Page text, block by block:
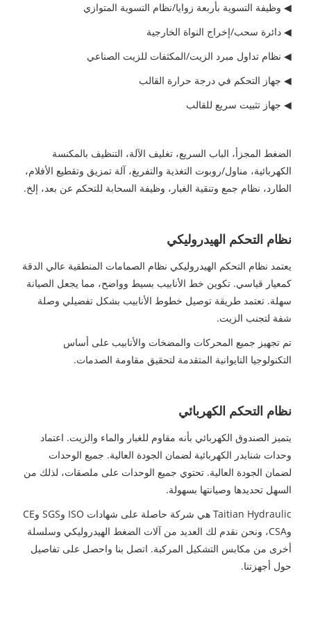
◀ وظيفة التسوية بأربعة زوايا/نظام التسوية المتوازي
◀ دائرة سحب/إخراج النواة الخارجية
◀ نظام تداول مبرد الزيت/المكثفات للزيت الصناعي
◀ جهاز التحكم في درجة حرارة القالب
◀ جهاز تثبيت سريع للقالب
الضغط المجزأ، الباب السريع، تغليف الآلة، التنظيف بالمكنسة
الكهربائية، مناول/روبوت التغذية والتفريغ، آلة تمزيق وتقطيع الأفلام،
الطارد، نظام جمع وتنقية الغبار، وظيفة السحابة للتحكم عن بعد، إلخ.
نظام التحكم الهيدروليكي
يعتمد نظام التحكم الهيدروليكي نظام الصمامات المنطقية عالي الدقة
كمعيار قياسي. تكوين خط الأنابيب بسيط وواضح، مما يجعل الصيانة
سهلة. تعتمد طريقة توصيل خطوط الأنابيب بشكل تفضيلي وصلة
شفة لتجنب الزيت.
تم تجهيز جميع المحركات والمضخات والأنابيب على أساس
التكنولوجيا التايوانية المتقدمة لتحقيق مقاومة الصدمات.
نظام التحكم الكهربائي
يتميز الصندوق الكهربائي بأنه مقاوم للغبار والماء والزيت. اعتماد
وحدات شنايدر الكهربائية لضمان الجودة العالية. جميع الوحدات
لضمان الجودة العالية. تحتوي جميع الوحدات على ملصقات، لذلك من
السهل تحديدها وصيانتها بسهولة.
Taitian Hydraulic هي شركة حاصلة على شهادات ISO وSGS وCE
وCSA، ونحن نقدم لك العديد من آلات الضغط الهيدروليكي وسلسلة
أخرى من مكابس التشكيل المركبة. اتصل بنا واحصل على تفاصيل
حول أجهزتنا.